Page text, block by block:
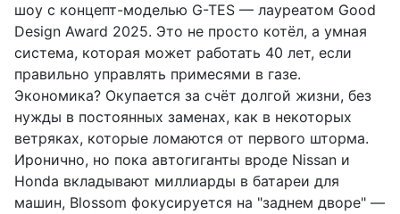
шоу с концепт-моделью G-TES — лауреатом Good
Design Award 2025. Это не просто котёл, а умная
система, которая может работать 40 лет, если
правильно управлять примесями в газе.
Экономика? Окупается за счёт долгой жизни, без
нужды в постоянных заменах, как в некоторых
ветряках, которые ломаются от первого шторма.
Иронично, но пока автогиганты вроде Nissan и
Honda вкладывают миллиарды в батареи для
машин, Blossom фокусируется на "заднем дворе" —